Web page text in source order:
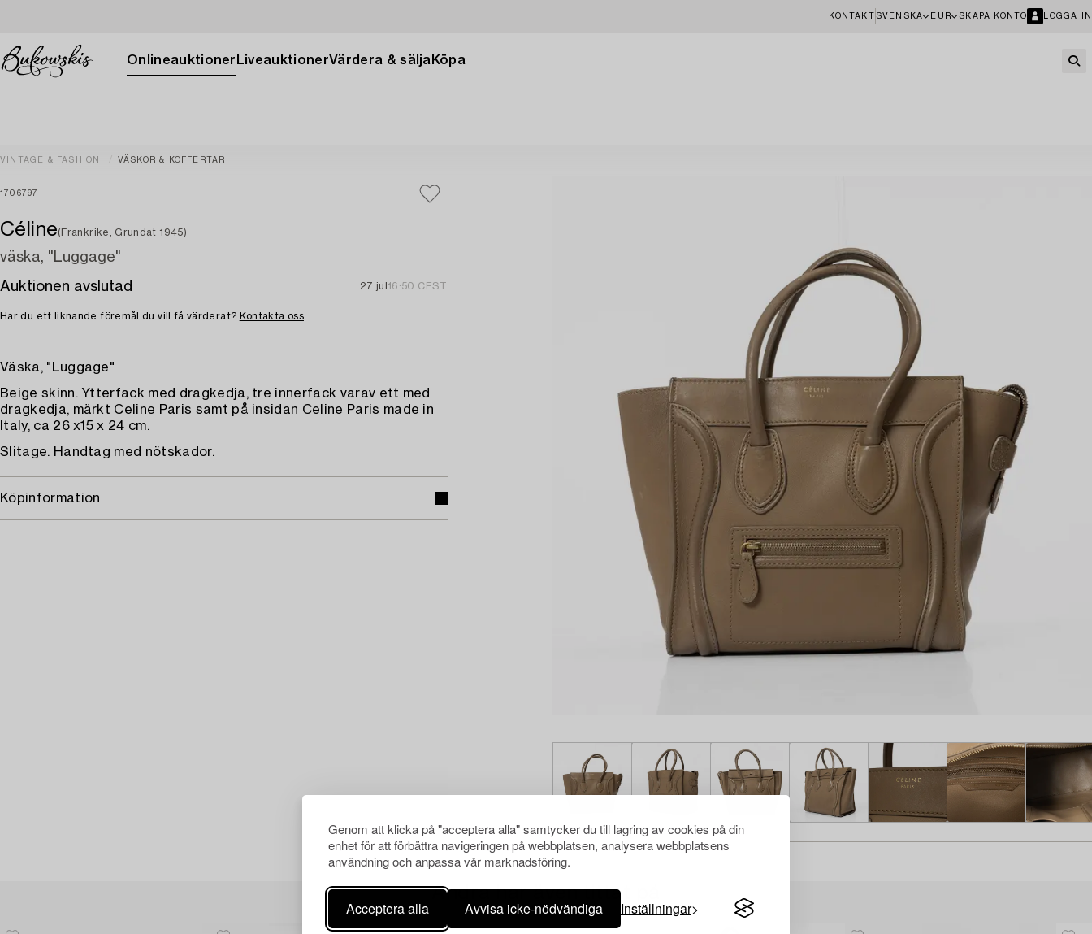
Genom att klicka på "acceptera alla" samtycker du till lagring av cookies på din
enhet för att förbättra navigeringen på webbplatsen, analysera webbplatsens
användning och anpassa vår marknadsföring.
Acceptera alla Avvisa icke-nödvändiga Inställningar
KONTAKT SVENSKA EUR SKAPA KONTO LOGGA IN
Onlineauktioner LiveauktionerVärdera & sälja Köpa
VINTAGE & FASHION VÄSKOR & KOFFERTAR
1706797
Céline(Frankrike, Grundat 1945)
väska, "Luggage"
Auktionen avslutad
27 jul 16:50 CEST
Har du ett liknande föremål du vill få värderat? Kontakta oss
Väska, "Luggage"
Beige skinn. Ytterfack med dragkedja, tre innerfack varav ett med
dragkedja, märkt Celine Paris samt på insidan Celine Paris made in
Italy, ca 26 x15 x 24 cm.
Slitage. Handtag med nötskador.
Köpinformation
Andra har även tittat på